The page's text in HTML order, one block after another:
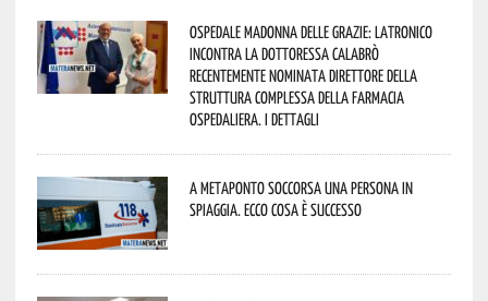
Ospedale Madonna delle Grazie: Latronico
incontra la dottoressa Calabrò
recentemente nominata Direttore della
Struttura Complessa della Farmacia
Ospedaliera. I dettagli
A Metaponto soccorsa una persona in
spiaggia. Ecco cosa è successo